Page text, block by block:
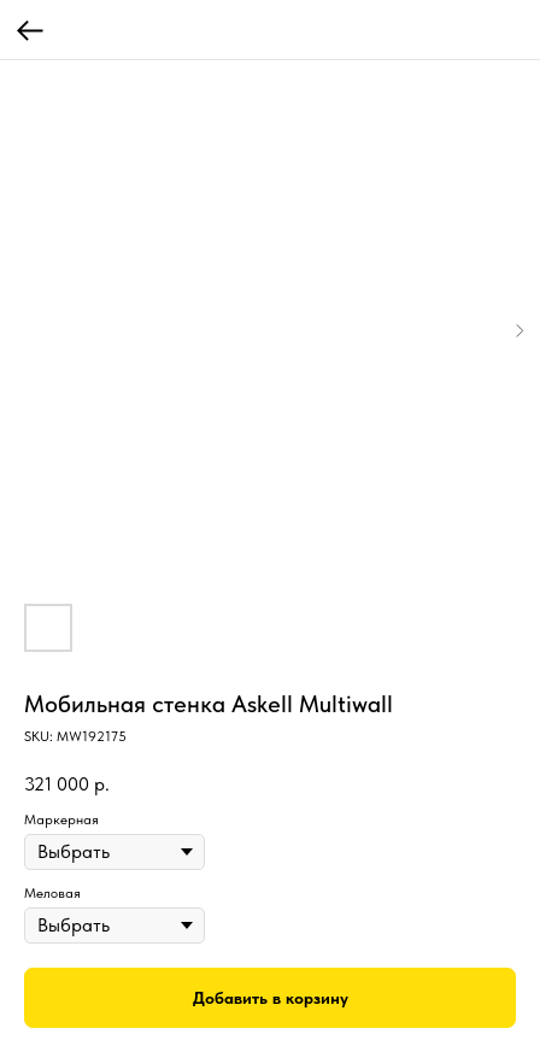
Мобильная стенка Askell Multiwall
SKU: MW192175
321 000 р.
Маркерная
Меловая
Добавить в корзину